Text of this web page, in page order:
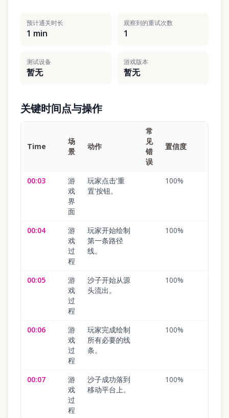
预计通关时长
1 min
观察到的重试次数
1
测试设备
暂无
游戏版本
暂无
关键时间点与操作
Time
场
景
动作
常
见
错
误
置信度
00:03
游
戏
界
面
玩家点击'重
置'按钮。
100%
00:04
游
戏
过
程
玩家开始绘制
第一条路径
线。
100%
00:05
游
戏
过
程
沙子开始从源
头流出。
100%
00:06
游
戏
过
程
玩家完成绘制
所有必要的线
条。
100%
00:07
游
戏
过
程
沙子成功落到
移动平台上。
100%